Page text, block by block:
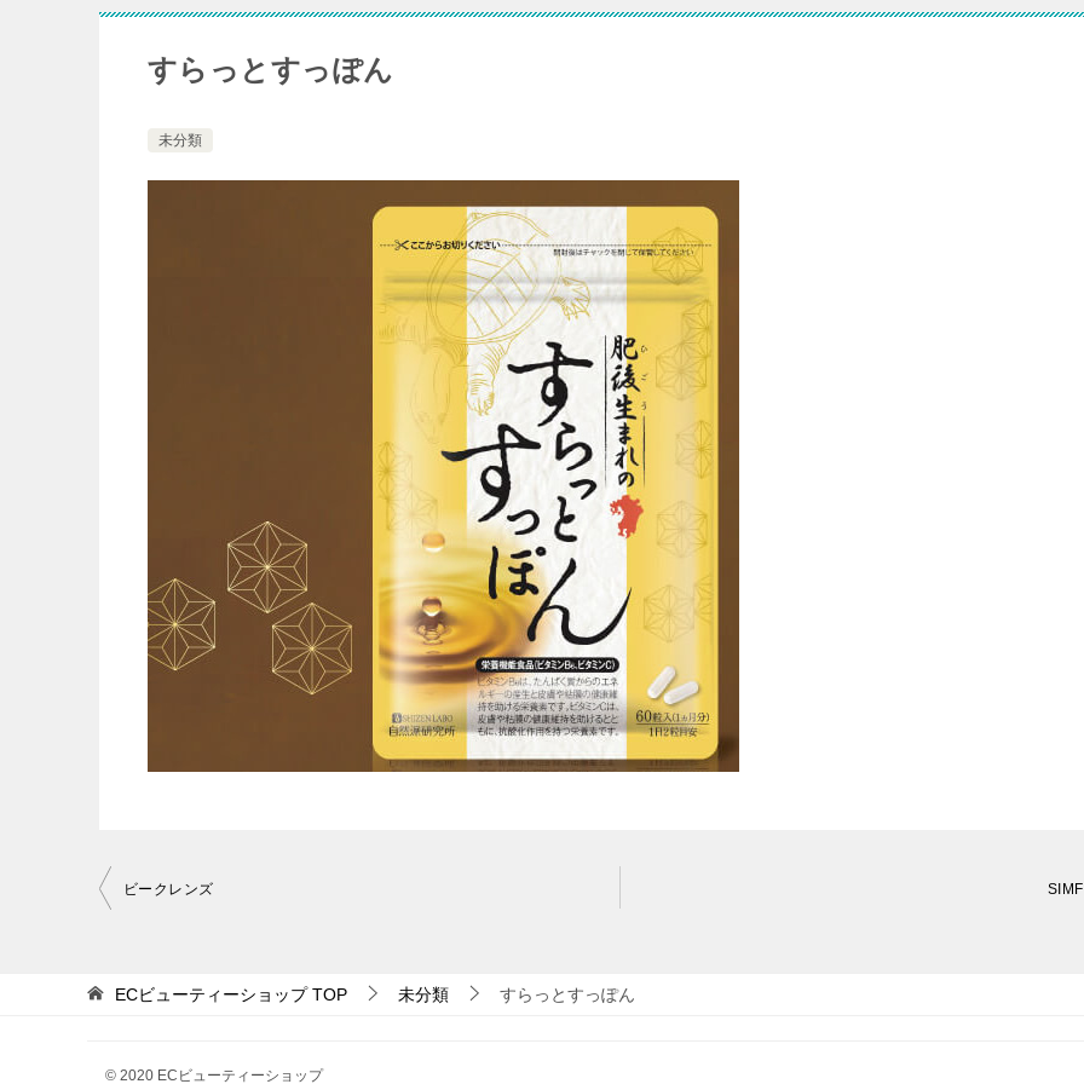
すらっとすっぽん
未分類
投
ビークレンズ
ECビューティーショップTOP 未分類 すらっとすっぽん
© 2020 ECビューティーショップ